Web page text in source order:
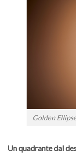
Golden
Un quadrante dal